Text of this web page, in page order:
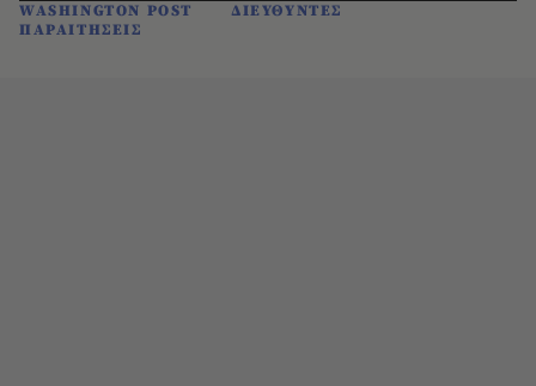
WASHINGTON POST
ΔΙΕΥΘΥΝΤΕΣ
ΠΑΡΑΙΤΗΣΕΙΣ